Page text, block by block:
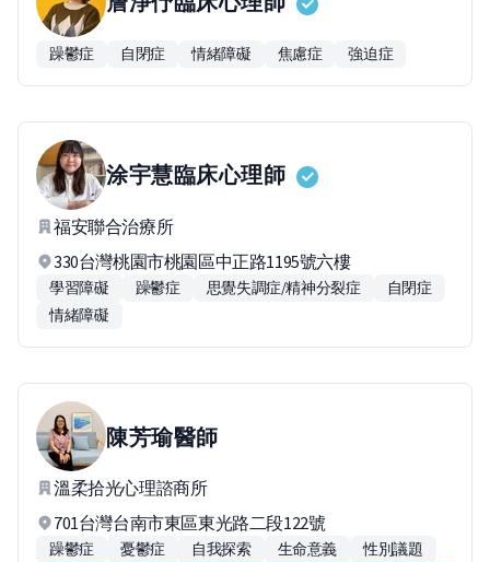
躁鬱症 自閉症 情緒障礙 焦慮症 強迫症
涂宇慧臨床心理師
福安聯合治療所
330台灣桃園市桃園區中正路1195號六樓
學習障礙 躁鬱症 思覺失調症/精神分裂症
自閉症
情緒障礙
陳芳瑜醫師
溫柔拾光心理諮商所
701台灣台南市東區東光路二段122號
躁鬱症 憂鬱症 自我探索 生命意義 性別議題